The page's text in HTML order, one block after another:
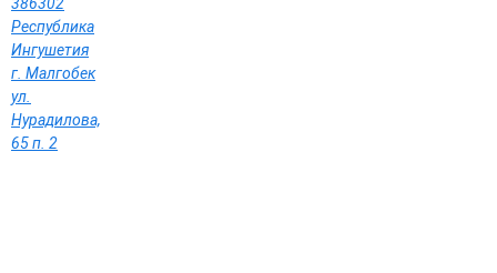
Республика
Ингушетия
г. Малгобек
ул.
Нурадилова,
65 п. 2